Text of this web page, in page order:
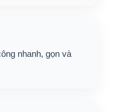
nhanh, gọn và